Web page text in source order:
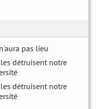
pas lieu
détruisent notre
détruisent notre